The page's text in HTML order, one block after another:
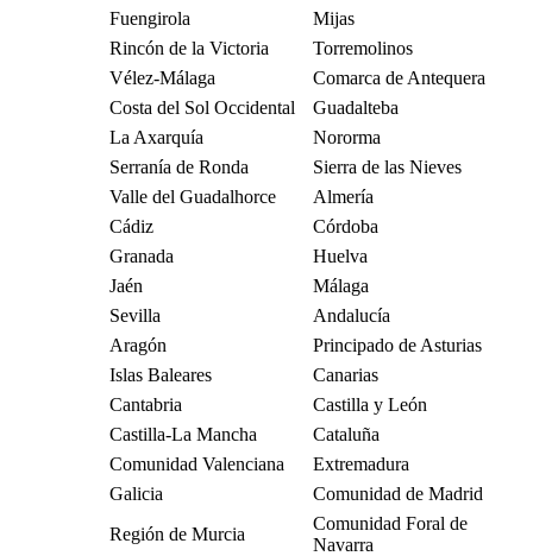
Fuengirola
Mijas
Rincón de la Victoria
Torremolinos
Vélez-Málaga
Comarca de Antequera
Costa del Sol Occidental
Guadalteba
La Axarquía
Nororma
Serranía de Ronda
Sierra de las Nieves
Valle del Guadalhorce
Almería
Cádiz
Córdoba
Granada
Huelva
Jaén
Málaga
Sevilla
Andalucía
Aragón
Principado de Asturias
Islas Baleares
Canarias
Cantabria
Castilla y León
Castilla-La Mancha
Cataluña
Comunidad Valenciana
Extremadura
Galicia
Comunidad de Madrid
Región de Murcia
Comunidad Foral de
Navarra